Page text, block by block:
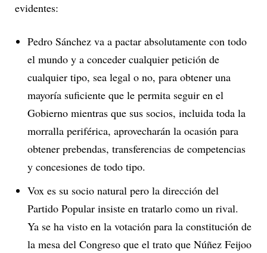
evidentes:
Pedro Sánchez va a pactar absolutamente con todo
el mundo y a conceder cualquier petición de
cualquier tipo, sea legal o no, para obtener una
mayoría suficiente que le permita seguir en el
Gobierno mientras que sus socios, incluida toda la
morralla periférica, aprovecharán la ocasión para
obtener prebendas, transferencias de competencias
y concesiones de todo tipo.
Vox es su socio natural pero la dirección del
Partido Popular insiste en tratarlo como un rival.
Ya se ha visto en la votación para la constitución de
la mesa del Congreso que el trato que Núñez Feijoo